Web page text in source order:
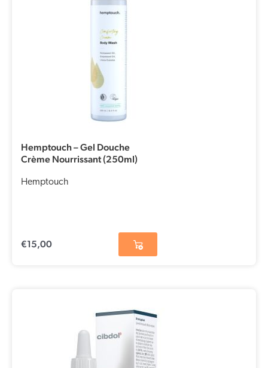
Hemptouch – Gel Douche
Crème Nourrissant (250ml)
Hemptouch
€15,00